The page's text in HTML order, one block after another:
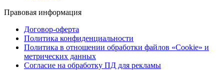
Правовая информация
Договор-оферта
Политика конфиденциальности
Политика в отношении обработки файлов «Cookie» и
метрических данных
Согласие на обработку ПД для рекламы